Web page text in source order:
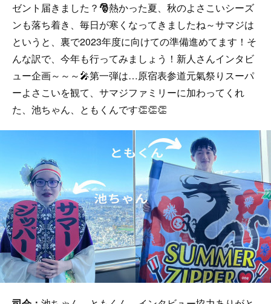
ゼント届きました？ 🎅熱かった夏、秋のよさこいシーズ
ンも落ち着き、毎日が寒くなってきましたね～サマジは
というと、裏で2023年度に向けての準備進めてます！そ
んな訳で、今年も行ってみましょう！新人さんインタビ
ュー企画～～～🎤第一弾は…原宿表参道元氣祭りスーパ
ーよさこいを観て、サマジファミリーに加わってくれ
た、池ちゃん、ともくんです👏👏👏